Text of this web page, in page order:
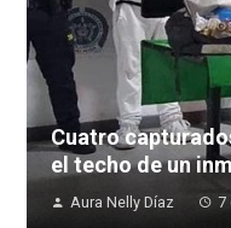
Cuatro
el techo de un
Aura Nelly Díaz 7